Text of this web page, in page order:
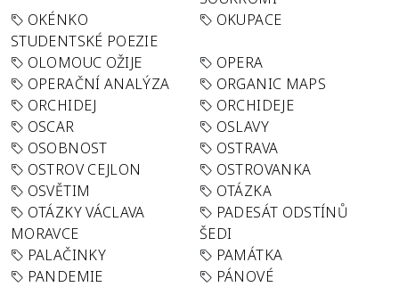
OKÉNKO
STUDENTSKÉ POEZIE
OKUPACE
OLOMOUC OŽIJE
OPERA
OPERAČNÍ ANALÝZA
ORGANIC MAPS
ORCHIDEJ
ORCHIDEJE
OSCAR
OSLAVY
OSOBNOST
OSTRAVA
OSTROV CEJLON
OSTROVANKA
OSVĚTIM
OTÁZKA
OTÁZKY VÁCLAVA
MORAVCE
PADESÁT ODSTÍNŮ
ŠEDI
PALAČINKY
PAMÁTKA
PANDEMIE
PÁNOVÉ